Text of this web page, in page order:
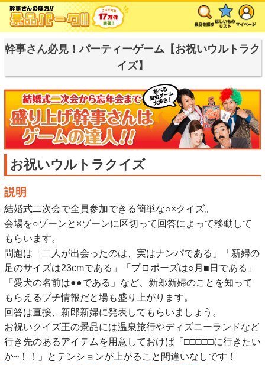
幹事さん必見！パーティーゲーム【お祝いウルトラク
イズ】
お祝いウルトラクイズ
説明
結婚式二次会で全員参加できる簡単な○×クイズ。
会場を○ゾーンと×ゾーンに区切って回答によって移動して
もらいます。
問題は「二人が出会ったのは、実はナンパである」「新婦の
足のサイズは23cmである」「プロポーズは○月■日である」
「愛犬の名前は●●である」など、新郎新婦のことを知って
もらえるプチ情報だと場も盛り上がります。
回答は直接、新郎新婦に発表してもらいましょう。
お祝いクイズ王の景品には温泉旅行やディズニーランドなど
行き先のあるアイテムを用意しておけば「□□□□□に行きたい
か~！！」とテンションが上がること間違いなしです！